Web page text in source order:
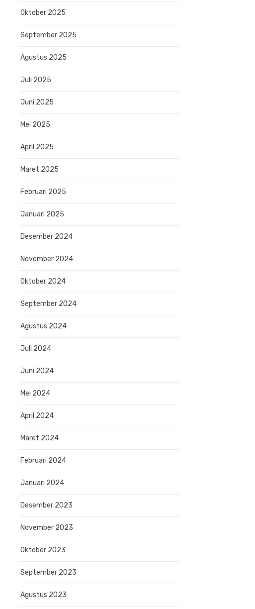
Oktober 2025
September 2025
Agustus 2025
Juli 2025
Juni 2025
Mei 2025
April 2025
Maret 2025
Februari 2025
Januari 2025
Desember 2024
November 2024
Oktober 2024
September 2024
Agustus 2024
Juli 2024
Juni 2024
Mei 2024
April 2024
Maret 2024
Februari 2024
Januari 2024
Desember 2023
November 2023
Oktober 2023
September 2023
Agustus 2023